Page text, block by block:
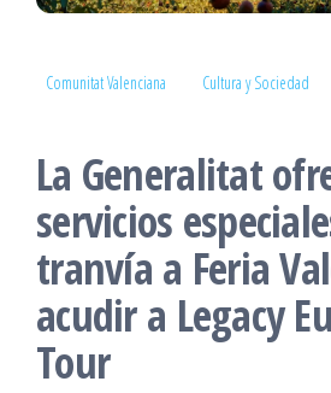
Comunitat Valenciana Cultura y Sociedad
La Generalitat
servicios
tranvía a Feria
acudir a Legacy
Tour